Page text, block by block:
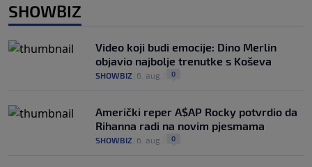
SHOWBIZ
Video koji budi emocije: Dino Merlin
objavio najbolje trenutke s Koševa
SHOWBIZ 6. aug. 0
Američki reper A$AP Rocky potvrdio da
Rihanna radi na novim pjesmama
SHOWBIZ 6. aug. 0